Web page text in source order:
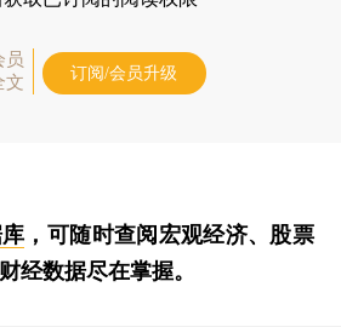
员
文
订阅/会员升级
，可随时查阅宏观经济、股票
经数据尽在掌握。